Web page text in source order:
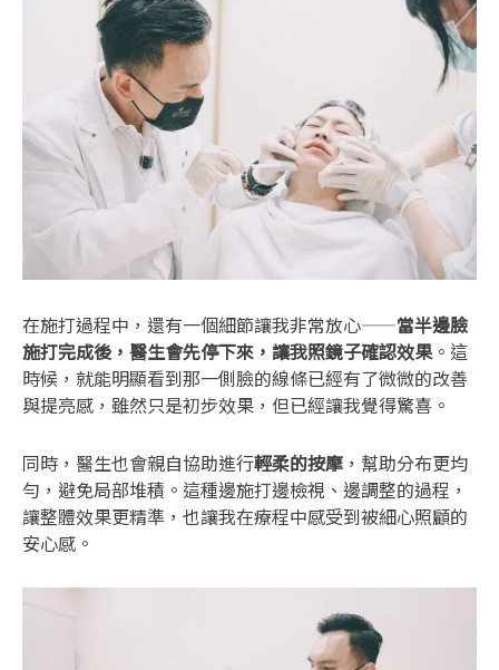
在施打過程中，還有一個細節讓我非常放心——當半邊臉
施打完成後，醫生會先停下來，讓我照鏡子確認效果。這
時候，就能明顯看到那一側臉的線條已經有了微微的改善
與提亮感，雖然只是初步效果，但已經讓我覺得驚喜。
同時，醫生也會親自協助進行輕柔的按摩 ，幫助分布更均
勻，避免局部堆積。這種邊施打邊檢視、邊調整的過程，
讓整體效果更精準，也讓我在療程中感受到被細心照顧的
安心感。